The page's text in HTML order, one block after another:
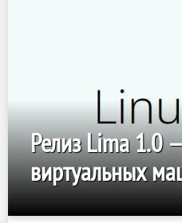
Релиз Lima 1.0
виртуальных